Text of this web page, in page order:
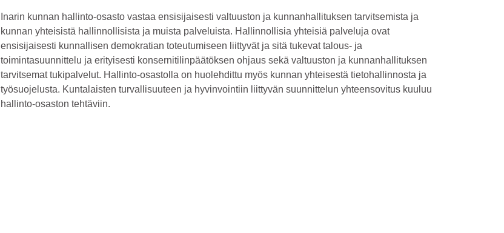
Inarin kunnan hallinto-osasto vastaa ensisijaisesti valtuuston ja kunnanhallituksen tarvitsemista ja
kunnan yhteisistä hallinnollisista ja muista palveluista. Hallinnollisia yhteisiä palveluja ovat
ensisijaisesti kunnallisen demokratian toteutumiseen liittyvät ja sitä tukevat talous- ja
toimintasuunnittelu ja erityisesti konsernitilinpäätöksen ohjaus sekä valtuuston ja kunnanhallituksen
tarvitsemat tukipalvelut. Hallinto-osastolla on huolehdittu myös kunnan yhteisestä tietohallinnosta ja
työsuojelusta. Kuntalaisten turvallisuuteen ja hyvinvointiin liittyvän suunnittelun yhteensovitus kuuluu
hallinto-osaston tehtäviin.